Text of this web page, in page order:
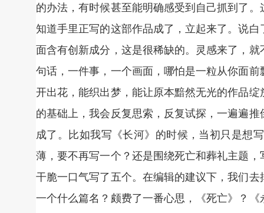
的办法，有时候甚至能明确感受到自己抓到了
知道手里正写的这部作品成了，立起来了。说
面含有创新成分，这是很稀缺的。灵感来了，
句话，一件事，一个画面，哪怕是一粒从你面
开出花，能织出梦，能让原本黯然无光的作品
的基础上，我会反复思索，反复试探，一遍遍
成了。比如我写《长河》的时候，当初只是想
薄，要不再写一个？还是围绕死亡和葬礼主题
干脆一口气写了五个。在编辑的建议下，我们
一个什么篇名？颇费了一番心思，《死亡》？